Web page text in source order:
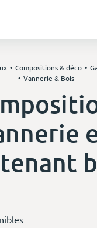
Compositions & déco
Vannerie & Bois